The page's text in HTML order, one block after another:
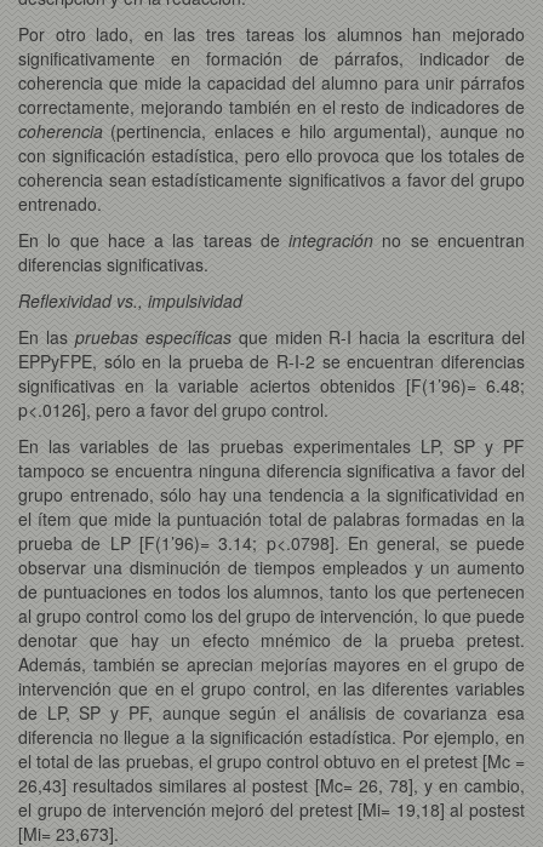
Por otro lado, en las tres tareas los alumnos han mejorado
significativamente en formación de párrafos, indicador de
coherencia que mide la capacidad del alumno para unir párrafos
correctamente, mejorando también en el resto de indicadores de
coherencia (pertinencia, enlaces e hilo argumental), aunque no
con significación estadística, pero ello provoca que los totales de
coherencia sean estadísticamente significativos a favor del grupo
entrenado.
En lo que hace a las tareas deintegración no se encuentran
diferencias significativas.
Reflexividad vs., impulsividad
En las pruebas específicas que miden R-I hacia la escritura del
EPPyFPE, sólo en la prueba de R-I-2 se encuentran diferencias
significativas en la variable aciertos obtenidos [F(1’96)= 6.48;
p<.0126], pero a favor del grupo control.
En las variables de las pruebas experimentales LP, SP y PF
tampoco se encuentra ninguna diferencia significativa a favor del
grupo entrenado, sólo hay una tendencia a la significatividad en
el ítem que mide la puntuación total de palabras formadas en la
prueba de LP [F(1’96)= 3.14; p<.0798]. En general, se puede
observar una disminución de tiempos empleados y un aumento
de puntuaciones en todos los alumnos, tanto los que pertenecen
al grupo control como los del grupo de intervención, lo que puede
denotar que hay un efecto mnémico de la prueba pretest.
Además, también se aprecian mejorías mayores en el grupo de
intervención que en el grupo control, en las diferentes variables
de LP, SP y PF, aunque según el análisis de covarianza esa
diferencia no llegue a la significación estadística. Por ejemplo, en
el total de las pruebas, el grupo control obtuvo en el pretest [Mc =
26,43] resultados similares al postest [Mc= 26, 78], y en cambio,
el grupo de intervención mejoró del pretest [Mi= 19,18] al postest
[Mi= 23,673].